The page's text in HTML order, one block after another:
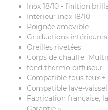
Inox 18/10 - finition
Intérieur inox 18/10
Poignée amovible
Graduations
Oreilles rivetées
Corps de chauffe
fond thermo-diffuseur
Compatible tous feux
Compatible lave-
Fabrication française,